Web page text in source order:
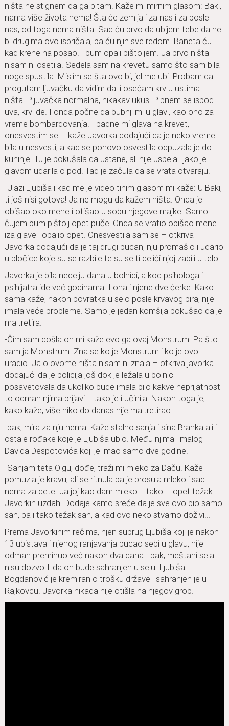
ništa ne stignem da ga pitam. Kaže mi mirnim glasom: Baki,
nama više života nema! Šta će zemlja i za nas i za posle
nas, od toga nema ništa. Sad ću prvo da ubijem tebe da ne
bi drugima ovo ispričala, pa ću njih sve redom. Baneta ću
kad krene na posao! I bum opali pištoljem. Ja prvo ništa
nisam ni osetila. Sedela sam na krevetu samo što sam bila
noge spustila. Mislim se šta ovo bi, jel me ubi. Probam da
progutam ljuvačku da vidim da li osećam krv u ustima –
ništa. Pljuvačka normalna, nikakav ukus. Pipnem se ispod
uva, krv ide. I onda počne da bubnji mi u glavi, kao ono za
vreme bombardovanja. I padne mi glava na krevet,
onesvestim se – kaže Javorka dodajući da je neko vreme
bila u nesvesti, a kad se ponovo osvestila odpuzala je do
kuhinje. Tu je pokušala da ustane, ali nije uspela i jako je
glavom udarila o pod. Tad je začula da se vrata otvaraju.
-Ulazi Ljubiša i kad me je video tihim glasom mi kaže: U Baki,
ti još nisi gotova! Ja ne mogu da kažem ništa. Onda je
obišao oko mene i otišao u sobu njegove majke. Samo
čujem bum pištolj opet puče! Onda se vratio obišao mene
iza glave i opalio opet. Onesvestila sam se – otkriva
Javorka dodajući da je taj drugi pucanj nju promašio i udario
u pločice koje su se razbile te su se ti delići njoj zabili u telo.
Javorka je bila nedelju dana u bolnici, a kod psihologa i
psihijatra ide već godinama. I ona i njene dve ćerke. Kako
sama kaže, nakon povratka u selo posle krvavog pira, nije
imala veće probleme. Samo je jedan komšija pokušao da je
maltretira.
-Čim sam došla on mi kaže evo ga ovaj Monstrum. Pa što
sam ja Monstrum. Zna se ko je Monstrum i ko je ovo
uradio. Ja o ovome ništa nisam ni znala – otkriva javorka
dodajući da je policija još dok je ležala u bolnici
posavetovala da ukoliko bude imala bilo kakve neprijatnosti
to odmah njima prijavi. I tako je i učinila. Nakon toga je,
kako kaže, više niko do danas nije maltretirao.
Ipak, mira za nju nema. Kaže stalno sanja i sina Branka ali i
ostale rođake koje je Ljubiša ubio. Među njima i malog
Davida Despotovića koji je imao samo dve godine.
-Sanjam teta Olgu, dođe, traži mi mleko za Daču. Kaže
pomuzla je kravu, ali se ritnula pa je prosula mleko i sad
nema za dete. Ja joj kao dam mleko. I tako – opet težak
Javorkin uzdah. Dodaje kamo sreće da je sve ovo bio samo
san, pa i tako težak san, a kad ovo neko stvarno doživi...
Prema Javorkinim rečima, njen suprug Ljubiša koji je nakon
13 ubistava i njenog ranjavanja pucao sebi u glavu, nije
odmah preminuo već nakon dva dana. Ipak, meštani sela
nisu dozvolili da on bude sahranjen u selu. Ljubiša
Bogdanović je kremiran o trošku države i sahranjen je u
Rajkovcu. Javorka nikada nije otišla na njegov grob.